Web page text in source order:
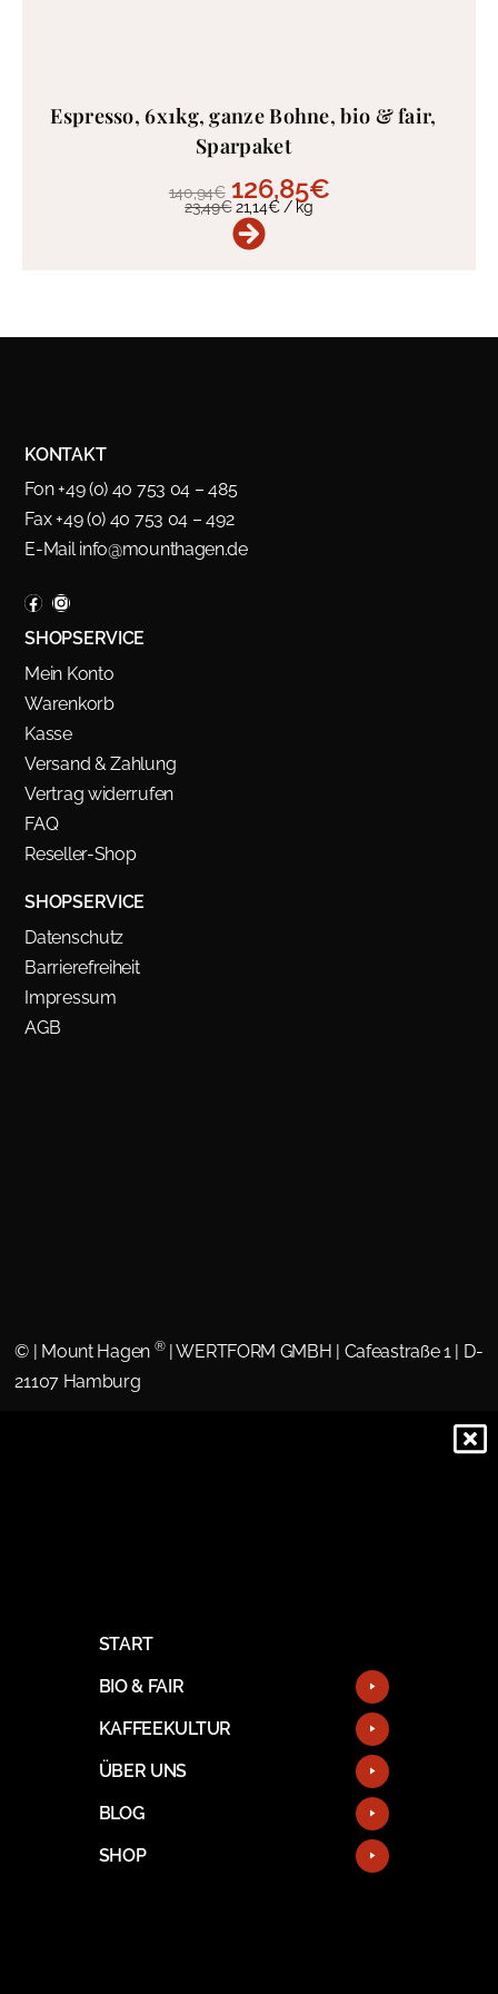
Espresso, 6x1kg, ganze Bohne, bio & fair,
Sparpaket
140,94€ 126,85€
23,49€ 21,14€/kg
KONTAKT
Fon +49 (0) 40 753 04 – 485
Fax +49 (0) 40 753 04 – 492
E-Mailinfo@mounthagen.de
SHOPSERVICE
Mein Konto
Warenkorb
Kasse
Versand & Zahlung
Vertrag widerrufen
FAQ
Reseller-Shop
SHOPSERVICE
Datenschutz
Barrierefreiheit
Impressum
AGB
© | Mount Hagen ®| WERTFORM GMBH | Cafeastraße 1 | D-
21107 Hamburg
START
BIO & FAIR
KAFFEEKULTUR
ÜBER UNS
BLOG
SHOP